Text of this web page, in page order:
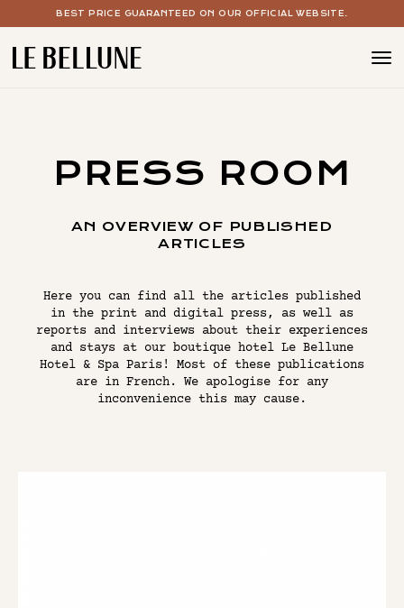
BEST PRICE GUARANTEED ON OUR OFFICIAL WEBSITE.
THE SPA WITH POOL
YOUR EVENTS
OUR OFFERS
THE CONCEPT
THE GALLERY
PRESS ROOM
AN OVERVIEW OF PUBLISHED
ARTICLES
Here you can find all the articles published
in the print and digital press, as well as
reports and interviews about their experiences
and stays at our boutique hotel Le Bellune
Hotel & Spa Paris! Most of these publications
are in French. We apologise for any
inconvenience this may cause.